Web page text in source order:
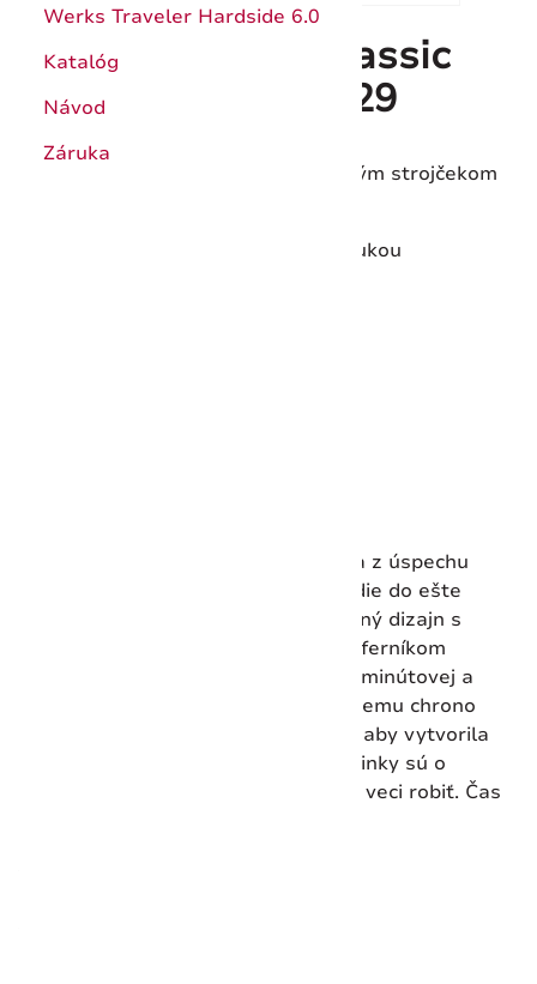
Werks Traveler Hardside 6.0
Katalóg
Návod
Záruka
Wenger Urban Classic
Chrono 01.1743.129
Švajčiarske hodinky s quartzovým strojčekom
S 3-ročnou medzinárodnou zárukou
Nová edícia Chrono, ktorá vychádza z úspechu
našej rady Urban Classic, vás zavedie do ešte
väčších horologických výšin. Zaoblený dizajn s
inovatívnym kupolovitým sklom a ciferníkom
pokračuje aj v zaoblenej centrálnej minútovej a
sekundovej ručičke. Vďaka vertikálnemu chrono
pohybu bola mechanika vylepšená, aby vytvorila
elegantnú a čistú siluetu. Tieto hodinky sú o
presnosti, dokonalosti a o tom, ako veci robiť. Čas